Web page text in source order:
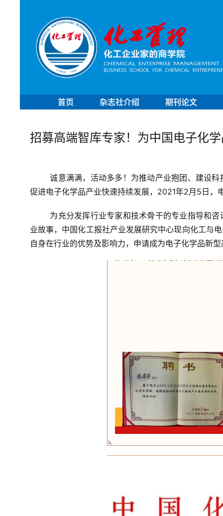
首页 杂志社介绍 期刊论文
招募高端智库专家！为中国电子化
诚意满满，活动多多！为推动产业抱团、建设
促进电子化学品产业快速持续发展，2021年2月5日，
为充分发挥行业专家和技术骨干的专业指导和
业故事，中国化工报社产业发展研究中心现向化工与
自身在行业的优势及影响力，申请成为电子化学品新